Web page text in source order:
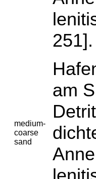
251].
medium-
coarse
sand
am